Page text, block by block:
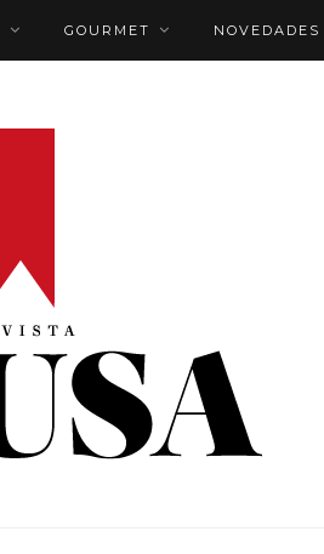
GOURMET NOVEDADES